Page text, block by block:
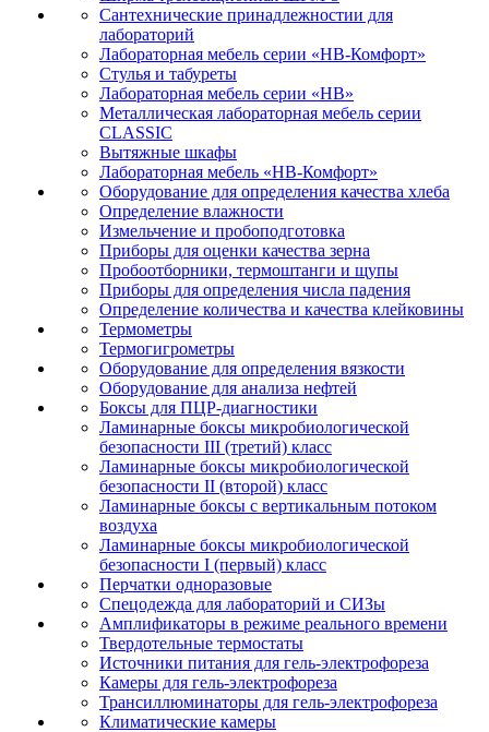
Сантехнические принадлежностии для
лабораторий
Лабораторная мебель серии «НВ-Комфорт»
Стулья и табуреты
Лабораторная мебель серии «НВ»
Металлическая лабораторная мебель серии
CLASSIC
Вытяжные шкафы
Лабораторная мебель «НВ-Комфорт»
Оборудование для определения качества хлеба
Определение влажности
Измельчение и пробоподготовка
Приборы для оценки качества зерна
Пробоотборники, термоштанги и щупы
Приборы для определения числа падения
Определение количества и качества клейковины
Термометры
Термогигрометры
Оборудование для определения вязкости
Оборудование для анализа нефтей
Боксы для ПЦР-диагностики
Ламинарные боксы микробиологической
безопасности III (третий) класс
Ламинарные боксы микробиологической
безопасности II (второй) класс
Ламинарные боксы с вертикальным потоком
воздуха
Ламинарные боксы микробиологической
безопасности I (первый) класс
Перчатки одноразовые
Спецодежда для лабораторий и СИЗы
Амплификаторы в режиме реального времени
Твердотельные термостаты
Источники питания для гель-электрофореза
Камеры для гель-электрофореза
Трансиллюминаторы для гель-электрофореза
Климатические камеры